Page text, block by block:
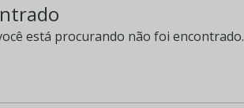
está procurando não foi encontrado.